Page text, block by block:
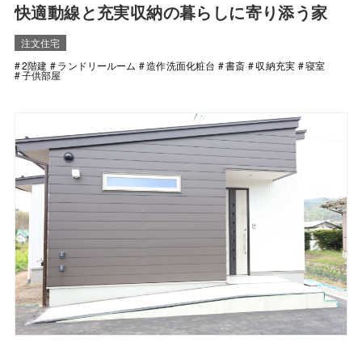
快適動線と充実収納の暮らしに寄り添う家
注文住宅
2階建
ランドリールーム 造作洗面化粧台 書斎 収納充実 寝室
子供部屋